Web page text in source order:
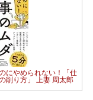
にやめられない！「仕
削り方」 上妻 周太郎